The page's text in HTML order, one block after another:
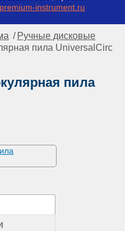
instrument.ru
/ Ручные дисковые
пила UniversalCirc
пила